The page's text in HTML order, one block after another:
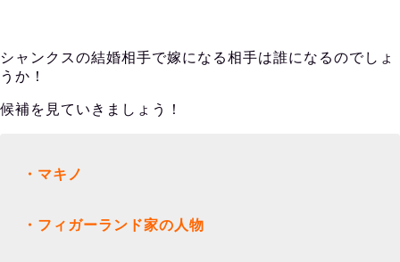
シャンクスの結婚相手で嫁になる相手は誰になるのでしょ
うか！
候補を見ていきましょう！
・マキノ
・フィガーランド家の人物